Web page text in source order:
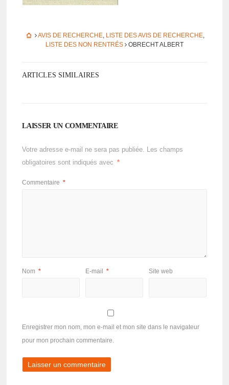
AVIS DE RECHERCHE, LISTE DES AVIS DE RECHERCHE,
LISTE DES NON RENTRÉS OBRECHT ALBERT
ARTICLES SIMILAIRES
LAISSER UN COMMENTAIRE
Votre adresse e-mail ne sera pas publiée. Les champs
obligatoires sont indiqués avec
*
Commentaire *
Nom * E-mail * Site web
Enregistrer mon nom, mon e-mail et mon site dans le navigateur
pour mon prochain commentaire.